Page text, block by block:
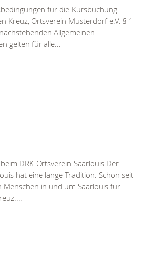
für die Kursbuchung
Kreuz, Ortsverein Musterdorf e.V. § 1
Allgemeinen
gelten für alle...
DRK-Ortsverein Saarlouis Der
hat eine lange Tradition. Schon seit
Menschen in und um Saarlouis für